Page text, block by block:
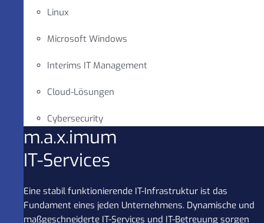
Linux
Microsoft Windows
Interims IT Management
Cloud-Lösungen
Cybersecurity
m.a.x.imum
IT-Services
Eine stabil funktionierende IT-Infrastruktur ist das
Fundament eines jeden Unternehmens. Dynamische und
maßgeschneiderte IT-Services und IT-Betreuung sorgen